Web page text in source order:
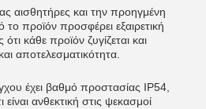
αισθητήρες και την προηγμένη
το προϊόν προσφέρει εξαιρετική
κάθε προϊόν ζυγίζεται και
αποτελεσματικότητα.
έχει βαθμό προστασίας IP54,
ανθεκτική στις ψεκασμοί